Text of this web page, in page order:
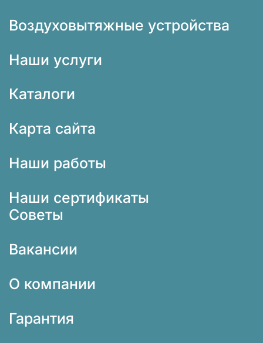
Воздуховытяжные устройства
Наши услуги
Каталоги
Карта сайта
Наши работы
Наши сертификаты
Советы
Вакансии
О компании
Гарантия